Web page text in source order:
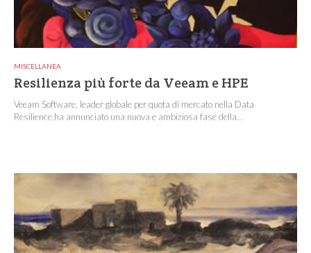
MISCELLANEA
Resilienza più forte da Veeam e HPE
Veeam Software, leader globale per quota di mercato nella Data
Resilience,ha annunciato una nuova e ambiziosa fase della...